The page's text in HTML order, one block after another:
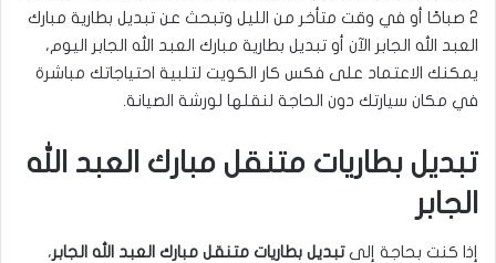
2 صباحًا أو في وقت متأخر من الليل وتبحث عن تبديل بطارية مبارك
العبد الله الجابر الآن أو تبديل بطارية مبارك العبد الله الجابر اليوم،
يمكنك الاعتماد على فكس كار الكويت لتلبية احتياجاتك مباشرة
في مكان سيارتك دون الحاجة لنقلها لورشة الصيانة.
تبديل بطاريات متنقل مبارك العبد الله
الجابر
إذا كنت بحاجة إلىتبديل بطاريات متنقل مبارك العبد الله الجابر،